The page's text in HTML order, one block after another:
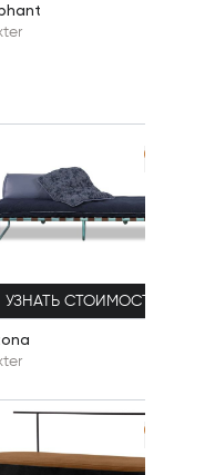
УЗНАТЬ СТОИМОСТЬ